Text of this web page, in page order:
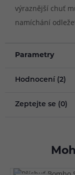
výraznější chuť
namíchání
Parametry
Hodnocení (2)
Zeptejte se (0)